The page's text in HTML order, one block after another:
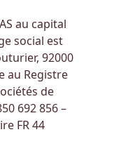
au capital
social est
92000
au Registre
de
692 856 –
FR 44